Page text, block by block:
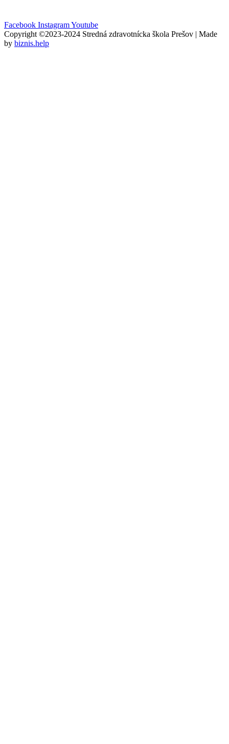
Facebook InstagramYoutube
Copyright ©2023-2024 Stredná zdravotnícka škola Prešov | Made
by biznis.help